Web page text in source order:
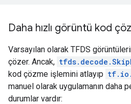
Daha hızlı görüntü kod
Varsayılan olarak TFDS
çözer. Ancak,
kod çözme işlemini atlayıp
manuel olarak uygulamanın daha
durumlar vardır: